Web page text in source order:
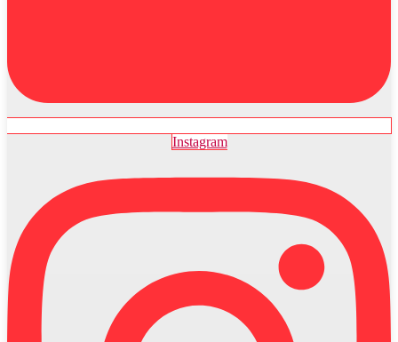
Instagram